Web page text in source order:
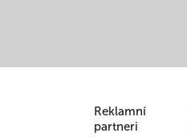
Reklamní
partneri